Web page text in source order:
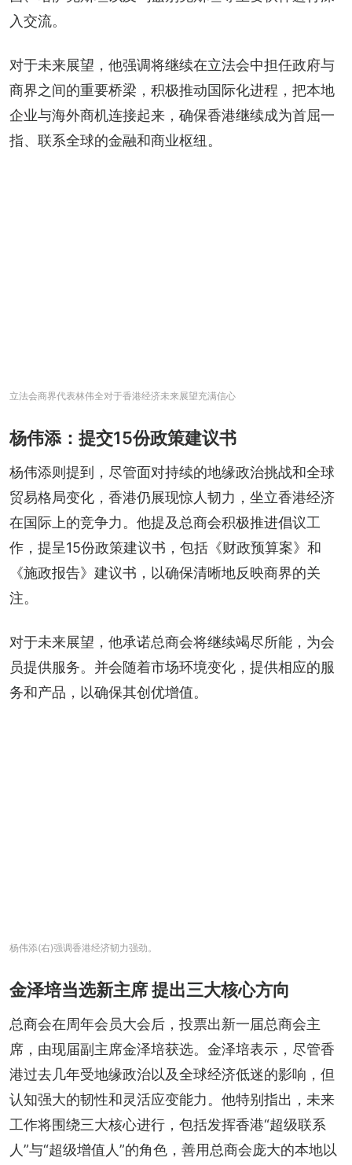
入交流。
对于未来展望，他强调将继续在立法会中担任政府与
商界之间的重要桥梁，积极推动国际化进程，把本地
企业与海外商机连接起来，确保香港继续成为首屈一
指、联系全球的金融和商业枢纽。
立法会商界代表林伟全对于香港经济未来展望充满信心
杨伟添：提交15份政策建议书
杨伟添则提到，尽管面对持续的地缘政治挑战和全球
贸易格局变化，香港仍展现惊人韧力，坐立香港经济
在国际上的竞争力。他提及总商会积极推进倡议工
作，提呈15份政策建议书，包括《财政预算案》和
《施政报告》建议书，以确保清晰地反映商界的关
注。
对于未来展望，他承诺总商会将继续竭尽所能，为会
员提供服务。并会随着市场环境变化，提供相应的服
务和产品，以确保其创优增值。
杨伟添(右)强调香港经济韧力强劲。
金泽培当选新主席 提出三大核心方向
总商会在周年会员大会后，投票出新一届总商会主
席，由现届副主席金泽培获选。金泽培表示，尽管香
港过去几年受地缘政治以及全球经济低迷的影响，但
认知强大的韧性和灵活应变能力。他特别指出，未来
工作将围绕三大核心进行，包括发挥香港“超级联系
人”与“超级增值人”的角色，善用总商会庞大的本地以